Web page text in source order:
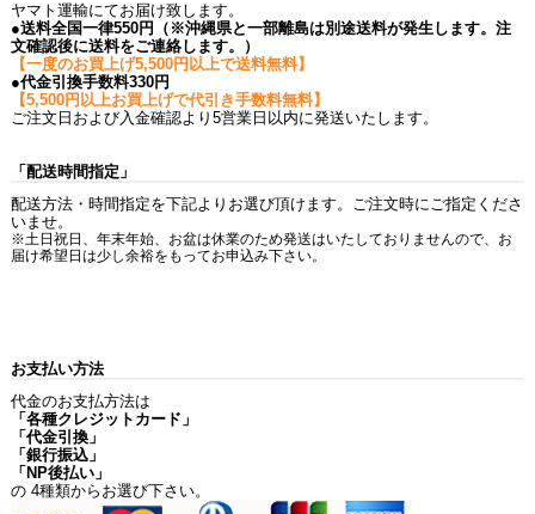
ヤマト運輸にてお届け致します。
●送料全国一律550円（※沖縄県と一部離島は別途送料が発生します。注
文確認後に送料をご連絡します。）
【一度のお買上げ5,500円以上で送料無料】
●代金引換手数料330円
【5,500円以上お買上げで代引き手数料無料】
ご注文日および入金確認より5営業日以内に発送いたします。
「配送時間指定」
配送方法・時間指定を下記よりお選び頂けます。ご注文時にご指定くださ
いませ。
※土日祝日、年末年始、お盆は休業のため発送はいたしておりませんので、お
届け希望日は少し余裕をもってお申込み下さい。
お支払い方法
代金のお支払方法は
「各種クレジットカード」
「代金引換」
「銀行振込」
「NP後払い」
の 4種類からお選び下さい。